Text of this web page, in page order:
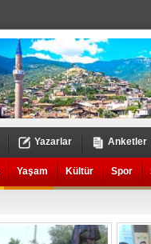
Yazarlar Anketler
Yaşam Kültür Spor